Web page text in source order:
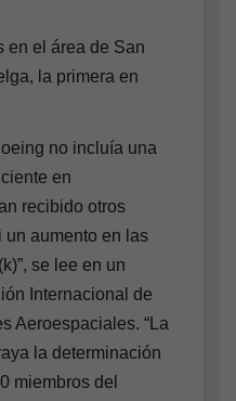
en el área de San
la primera en
no incluía una
en
recibido otros
un aumento en las
se lee en un
Internacional de
Aeroespaciales. “La
la determinación
miembros del